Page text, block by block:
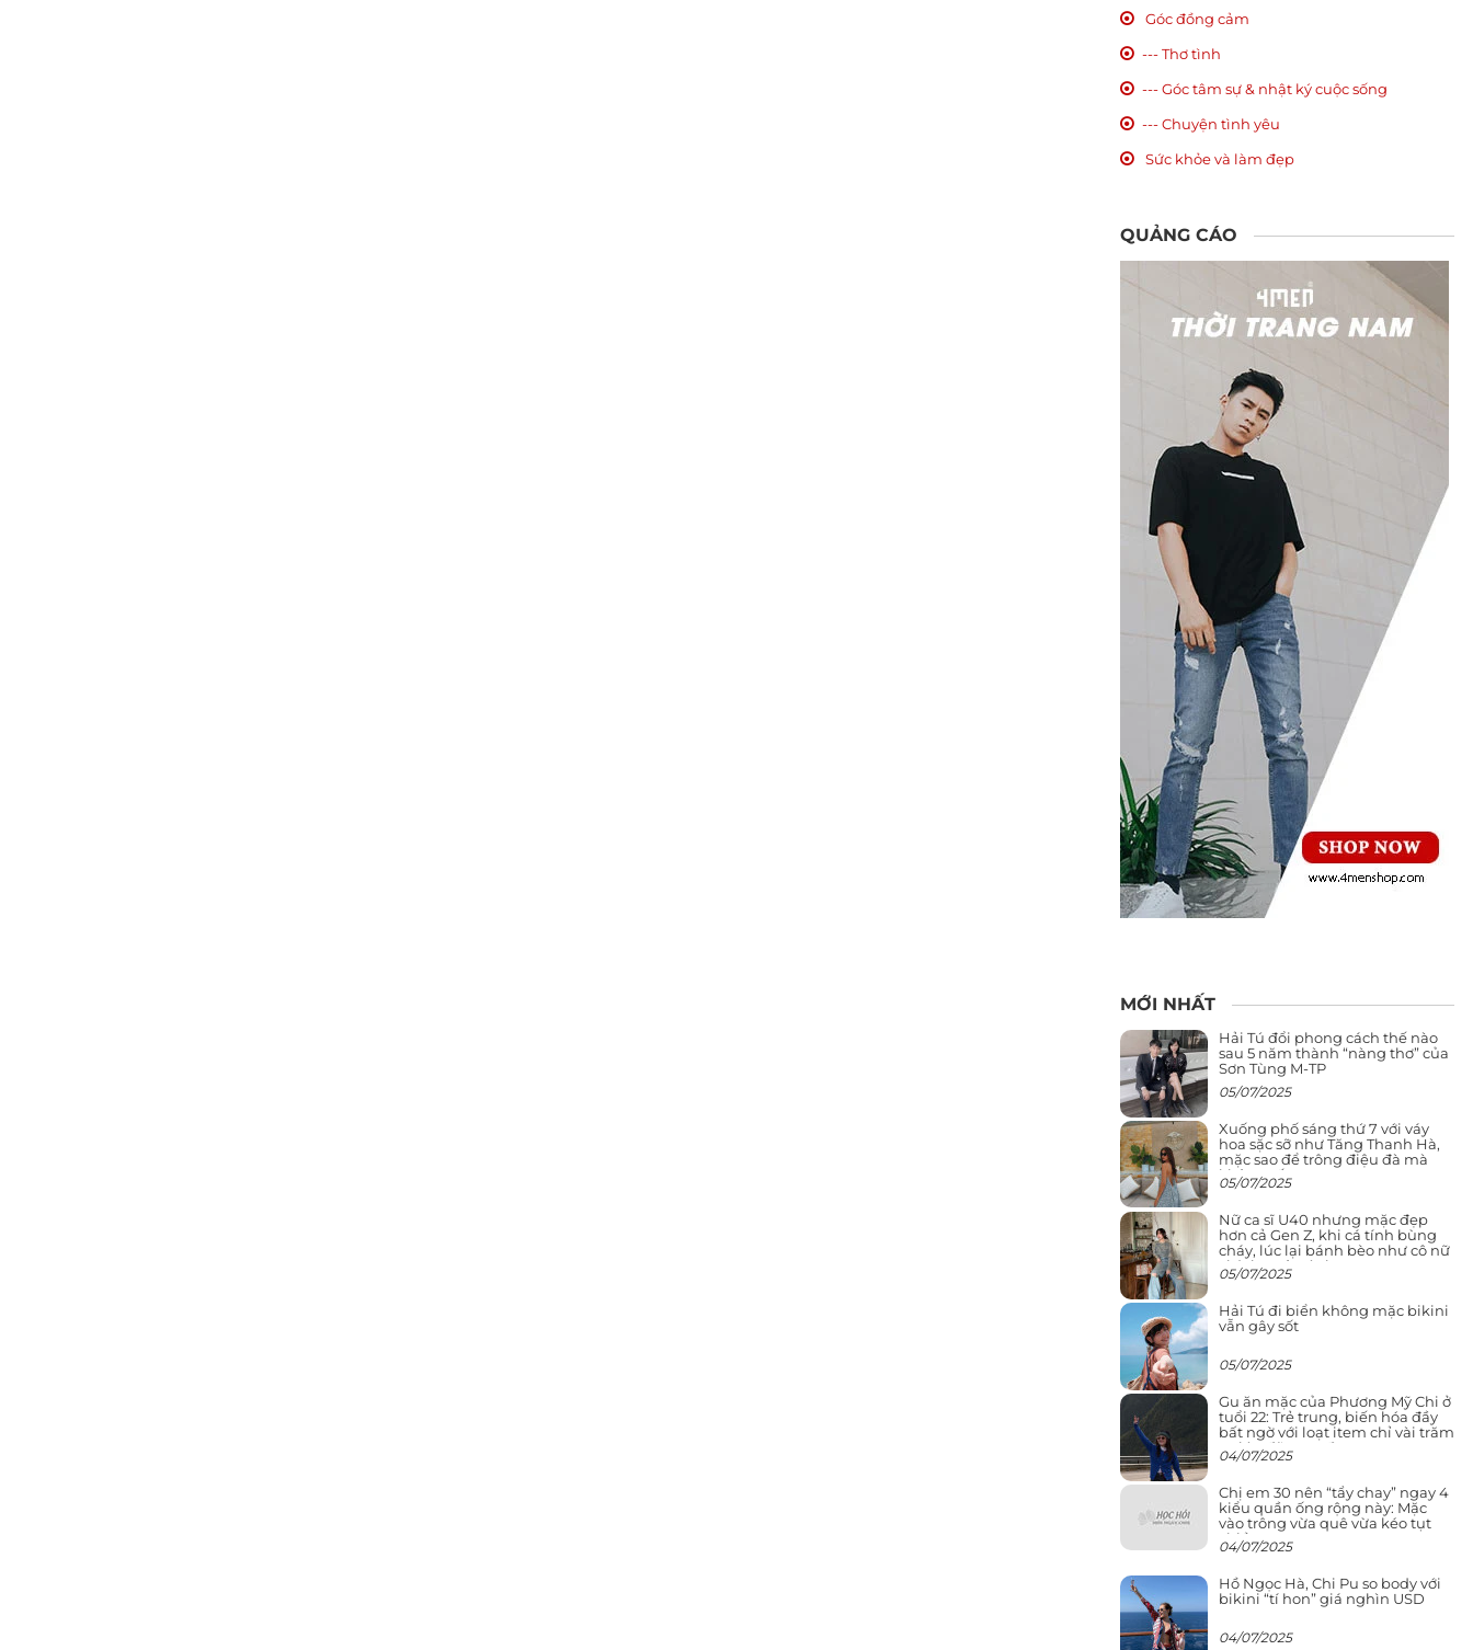
Góc đồng cảm
--- Thơ tình
--- Góc tâm sự & nhật ký cuộc sống
--- Chuyện tình yêu
Sức khỏe và làm đẹp
QUẢNG CÁO
MỚI NHẤT
Hải Tú đổi phong cách thế nào
sau 5 năm thành “nàng thơ” của
Sơn Tùng M-TP
05/07/2025
Xuống phố sáng thứ 7 với váy
hoa sặc sỡ như Tăng Thanh Hà,
mặc sao để trông điệu đà mà
không sến
05/07/2025
Nữ ca sĩ U40 nhưng mặc đẹp
hơn cả Gen Z, khi cá tính bùng
cháy, lúc lại bánh bèo như cô nữ
chính ngôn tình
05/07/2025
Hải Tú đi biển không mặc bikini
vẫn gây sốt
05/07/2025
Gu ăn mặc của Phương Mỹ Chi ở
tuổi 22: Trẻ trung, biến hóa đầy
bất ngờ với loạt item chỉ vài trăm
nghìn đã mua được
04/07/2025
Chị em 30 nên “tẩy chay” ngay 4
kiểu quần ống rộng này: Mặc
vào trông vừa quê vừa kéo tụt
chiều cao
04/07/2025
Hồ Ngọc Hà, Chi Pu so body với
bikini “tí hon” giá nghìn USD
04/07/2025